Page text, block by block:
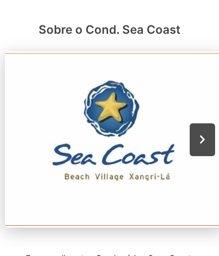
Sobre o Cond. Sea Coast